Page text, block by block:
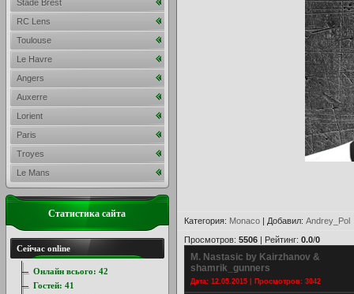
Категория: Monaco | Добавил: Andrey_Pol
Просмотров: 5506 | Рейтинг: 0.0/0
M. Nastasic by Kairzhanov &
shamrik_gunners
Дата: 12.05.2015 | Просмотров: 3042
Stade Brest
RC Lens
Toulouse
Le Havre
Angers
Auxerre
Lorient
Paris
Troyes
Le Mans
Статистика сайта
Сейчас online
Онлайн всього: 42
Гостей: 41